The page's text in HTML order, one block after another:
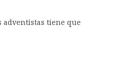
adventistas tiene que